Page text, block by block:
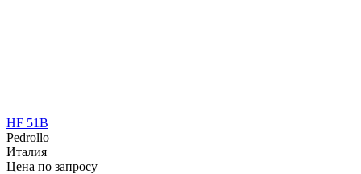
HF 51B
Pedrollo
Италия
Цена по запросу